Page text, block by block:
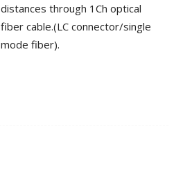
distances through 1Ch optical
fiber cable.(LC connector/single
mode fiber).